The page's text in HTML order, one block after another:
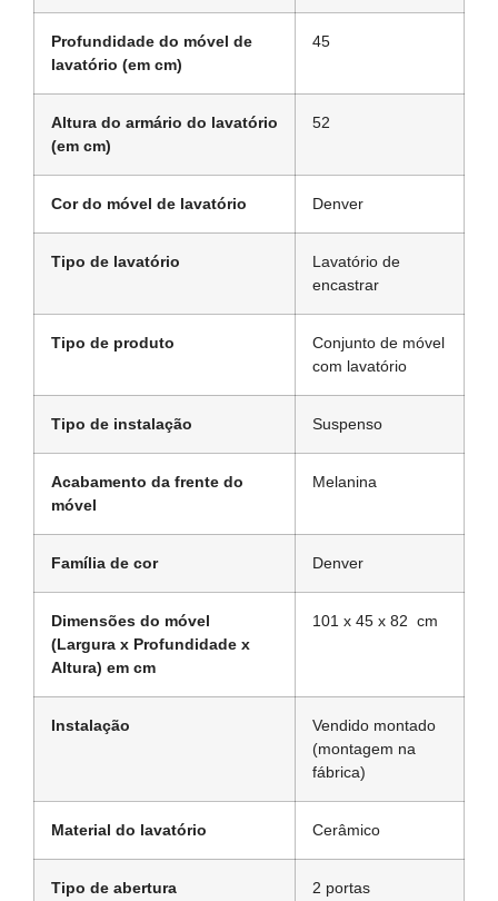
Profundidade do móvel de
lavatório (em cm)
45
Altura do armário do lavatório
(em cm)
52
Cor do móvel de lavatório Denver
Tipo de lavatório
Lavatório de
encastrar
Tipo de produto
Conjunto de móvel
com lavatório
Tipo de instalação Suspenso
Acabamento da frente do
móvel
Melanina
Família de cor Denver
Dimensões do móvel
(Largura x Profundidade x
Altura) em cm
101 x 45 x 82 cm
Instalação
Vendido montado
(montagem na
fábrica)
Material do lavatório Cerâmico
Tipo de abertura 2 portas